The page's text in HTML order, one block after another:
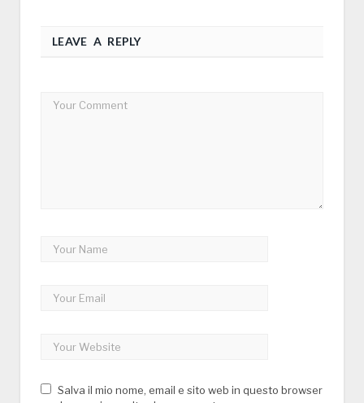
LEAVE A REPLY
Salva il mio nome, email e sito web in questo browser